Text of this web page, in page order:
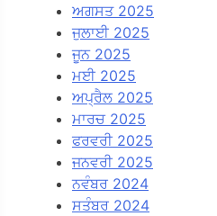
ਅਗਸਤ 2025
ਜੁਲਾਈ 2025
ਜੂਨ 2025
ਮਈ 2025
ਅਪ੍ਰੈਲ 2025
ਮਾਰਚ 2025
ਫਰਵਰੀ 2025
ਜਨਵਰੀ 2025
ਨਵੰਬਰ 2024
ਸਤੰਬਰ 2024